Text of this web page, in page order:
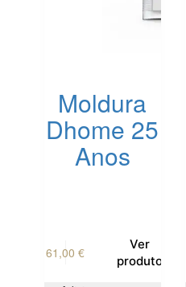
Moldura
Dhome 25
Anos
61,00€
Ver
produto